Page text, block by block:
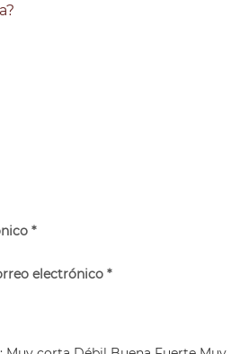
*
electrónico *